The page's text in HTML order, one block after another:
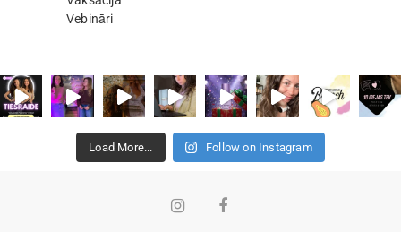
Vebināri
Load More... Follow on Instagram
InstagramFacebook